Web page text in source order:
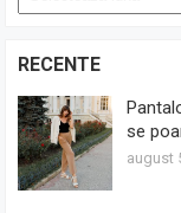
RECENTE
se
august